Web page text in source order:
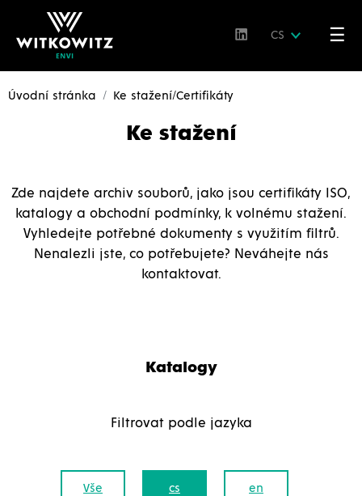
CS ☰
Úvodní stránka Ke stažení/Certifikáty
Ke stažení
Zde najdete archiv souborů, jako jsou certifikáty ISO,
katalogy a obchodní podmínky, k volnému stažení.
Vyhledejte potřebné dokumenty s využitím filtrů.
Nenalezli jste, co potřebujete? Neváhejte nás
kontaktovat.
Katalogy
Filtrovat podle jazyka
Vše cs en